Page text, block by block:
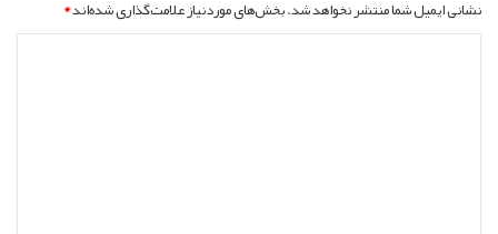
نشانی ایمیل شما منتشر نخواهد شد.بخش‌های موردنیاز علامت‌گذاری شده‌اند*